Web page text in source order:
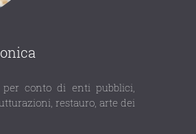
per conto di enti pubblici,
restauro, arte dei